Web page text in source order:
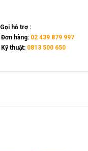
Gọi hỗ trợ :
Đơn hàng: 02 439 879 997
Kỹ thuật: 0813 500 650